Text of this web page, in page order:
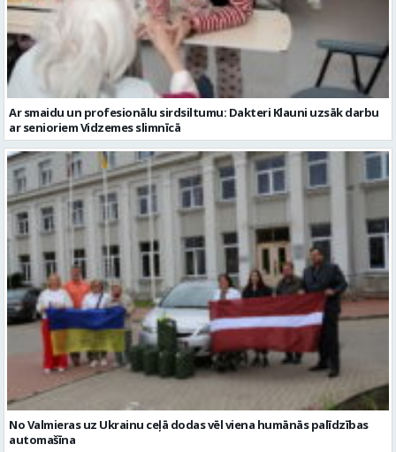
Ar smaidu un profesionālu sirdsiltumu: Dakteri Klauni uzsāk darbu
ar senioriem Vidzemes slimnīcā
No Valmieras uz Ukrainu ceļā dodas vēl viena humānās palīdzības
automašīna